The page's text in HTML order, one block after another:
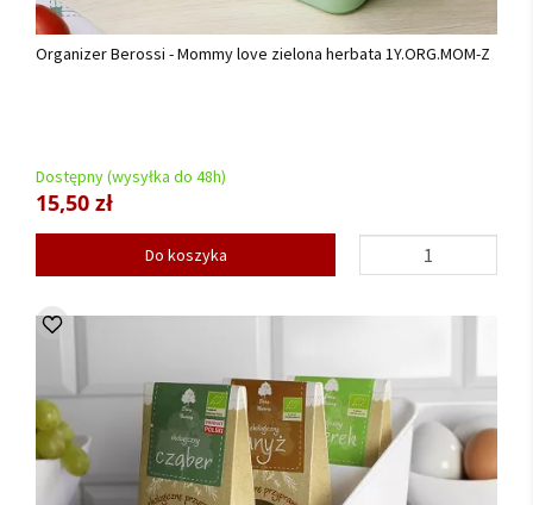
Organizer Berossi - Mommy love zielona herbata 1Y.ORG.MOM-Z
Dostępny (wysyłka do 48h)
15,50 zł
Do koszyka